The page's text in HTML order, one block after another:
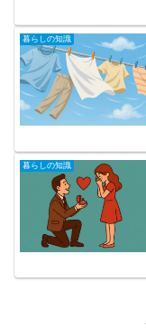
暮らしの知識
暮らしの知識